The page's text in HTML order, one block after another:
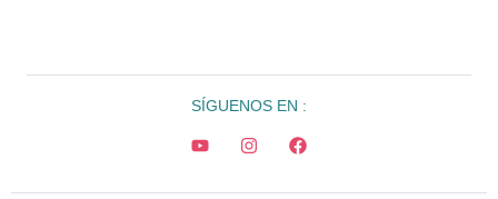
SÍGUENOS EN :